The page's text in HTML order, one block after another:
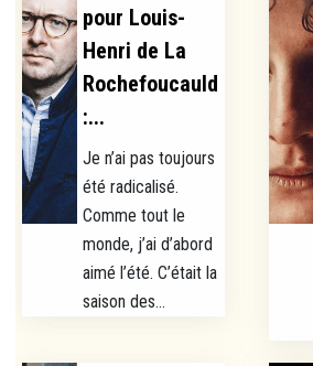
pour Louis-
Henri de La
Rochefoucauld
:...
Je n’ai pas toujours
été radicalisé.
Comme tout le
monde, j’ai d’abord
aimé l’été. C’était la
saison des...